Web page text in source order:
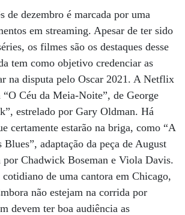
de dezembro é marcada por uma
em streaming. Apesar de ter sido
os filmes são os destaques desse
tem como objetivo credenciar as
na disputa pelo Oscar 2021. A Netflix
Céu da Meia-Noite”, de George
estrelado por Gary Oldman. Há
certamente estarão na briga, como “A
Blues”, adaptação da peça de August
por Chadwick Boseman e Viola Davis.
de uma cantora em Chicago,
não estejam na corrida por
devem ter boa audiência as